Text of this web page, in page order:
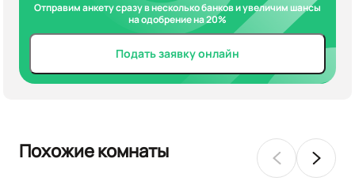
Отправим анкету сразу в несколько банков и увеличим шансы
на одобрение на 20%
Подать заявку онлайн
Похожие комнаты